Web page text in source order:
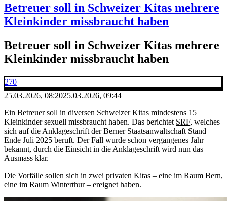
Betreuer soll in Schweizer Kitas mehrere
Kleinkinder missbraucht haben
Betreuer soll in Schweizer Kitas mehrere
Kleinkinder missbraucht haben
270
25.03.2026, 08:2025.03.2026, 09:44
Ein Betreuer soll in diversen Schweizer Kitas mindestens 15
Kleinkinder sexuell missbraucht haben. Das berichtet SRF, welches
sich auf die Anklageschrift der Berner Staatsanwaltschaft Stand
Ende Juli 2025 beruft. Der Fall wurde schon vergangenes Jahr
bekannt, durch die Einsicht in die Anklageschrift wird nun das
Ausmass klar.
Die Vorfälle sollen sich in zwei privaten Kitas – eine im Raum Bern,
eine im Raum Winterthur – ereignet haben.